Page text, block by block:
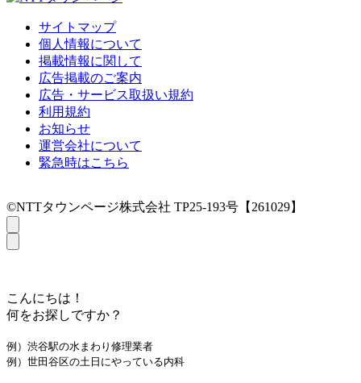
サイトマップ
個人情報について
掲載情報に関して
広告掲載のご案内
広告・サービス取扱い規約
利用規約
お知らせ
運営会社について
緊急時はこちら
©NTTタウンページ株式会社 TP25-193号【261029】
こんにちは！
何をお探しですか？
例）渋谷駅の水まわり修理業者
例）世田谷区の土日にやっている内科